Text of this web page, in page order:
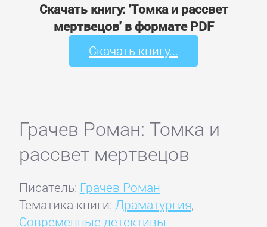
Скачать книгу: 'Томка и рассвет
мертвецов' в формате PDF
Скачать книгу...
Грачев Роман: Томка и
рассвет мертвецов
Писатель: Грачев Роман
Тематика книги: Драматургия,
Современные детективы